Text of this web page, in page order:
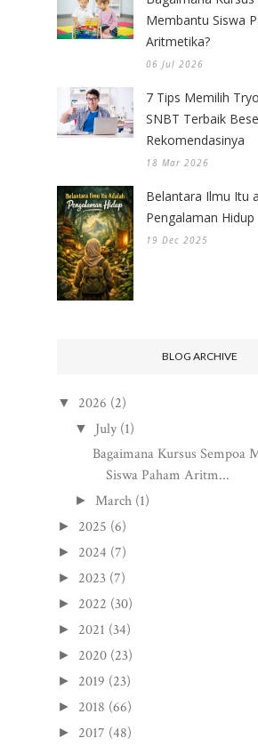
Membantu Siswa
Aritmetika?
06 Jul 2026
7 Tips Memilih
SNBT Terbaik
Rekomendasinya
18 Mar 2026
Belantara Ilmu Itu
Pengalaman Hidup
19 Dec 2025
BLOG ARCHIVE
▼ 2026 (2)
▼ July (1)
Bagaimana Kursus Sempoa
Siswa Paham Aritm...
► March (1)
► 2025 (6)
► 2024 (7)
► 2023 (7)
► 2022 (30)
► 2021 (34)
► 2020 (23)
► 2019 (23)
► 2018 (66)
► 2017 (48)